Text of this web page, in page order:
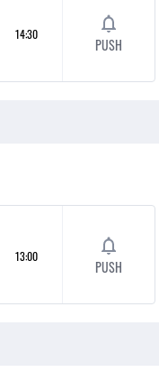
14:30
PUSH
13:00
PUSH